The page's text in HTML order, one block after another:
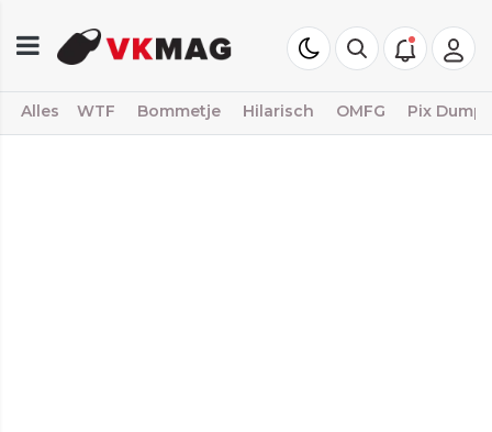
Alles WTF Bommetje Hilarisch OMFG Pix Dump